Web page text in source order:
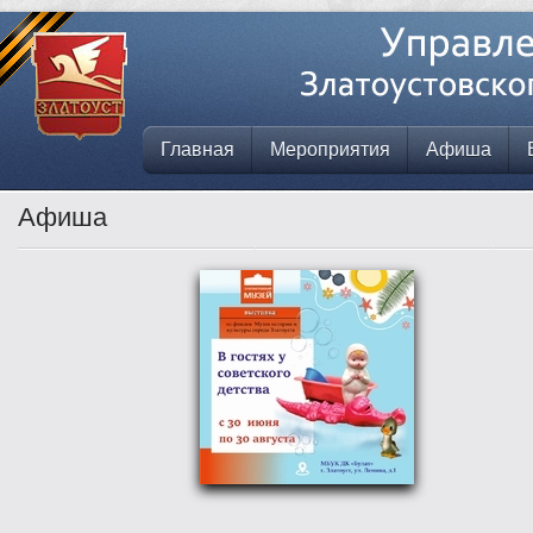
Главная Мероприятия Афиша
Афиша